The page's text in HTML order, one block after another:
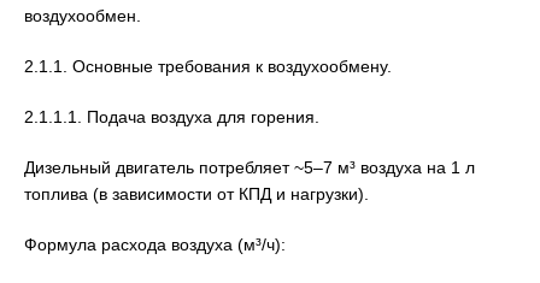
воздухообмен.
2.1.1. Основные требования к воздухообмену.
2.1.1.1. Подача воздуха для горения.
Дизельный двигатель потребляет ~5–7 м³ воздуха на 1 л
топлива (в зависимости от КПД и нагрузки).
Формула расхода воздуха (м³/ч):